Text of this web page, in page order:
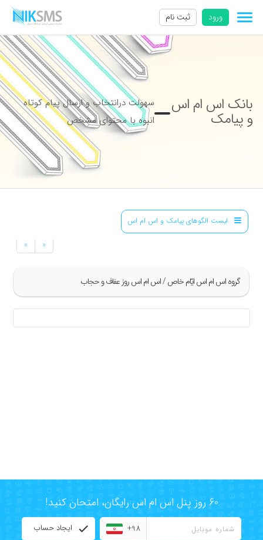
ورود ثبت نام
بانک اس ام اس
و پیامک
سهولت درانتخاب و ارسال پیام کوتاه
انبوه با محتوای مشخص
لیست الگوهای پیامک و اس ام اس
گروه اس ام اس ايّام خاص / اس ام اس روز عفاف و حجاب
» «
60 روز پنل اس ام اس رایگان، امتحان کنید!
+98 ایجاد حساب